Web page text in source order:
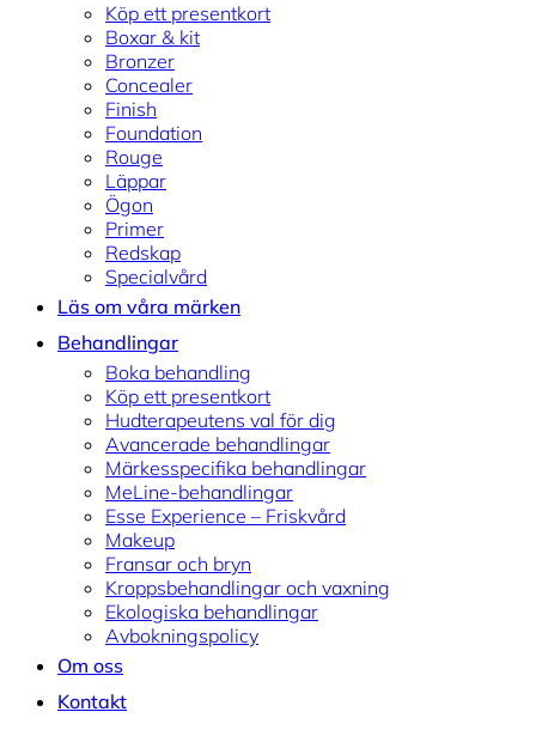
Köp ett presentkort
Boxar & kit
Bronzer
Concealer
Finish
Foundation
Rouge
Läppar
Ögon
Primer
Redskap
Specialvård
Läs om våra märken
Behandlingar
Boka behandling
Köp ett presentkort
Hudterapeutens val för dig
Avancerade behandlingar
Märkesspecifika behandlingar
MeLine-behandlingar
Esse Experience – Friskvård
Makeup
Fransar och bryn
Kroppsbehandlingar och vaxning
Ekologiska behandlingar
Avbokningspolicy
Om oss
Kontakt